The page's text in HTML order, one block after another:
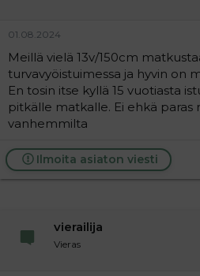
01.08.2024
Meillä vielä 13v/150cm
turvavyöistuimessa ja hyvin on
En tosin itse kyllä 15 vuotiasta
pitkälle matkalle. Ei ehkä paras
vanhemmilta
Ilmoita asiaton viesti
vierailija
Vieras